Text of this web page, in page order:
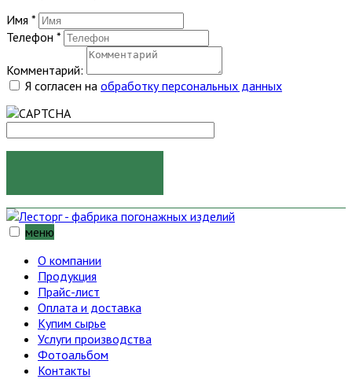
Имя *
Телефон *
Комментарий:
Я согласен на обработку персональных данных
меню
О компании
Продукция
Прайс-лист
Оплата и доставка
Купим сырье
Услуги производства
Фотоальбом
Контакты